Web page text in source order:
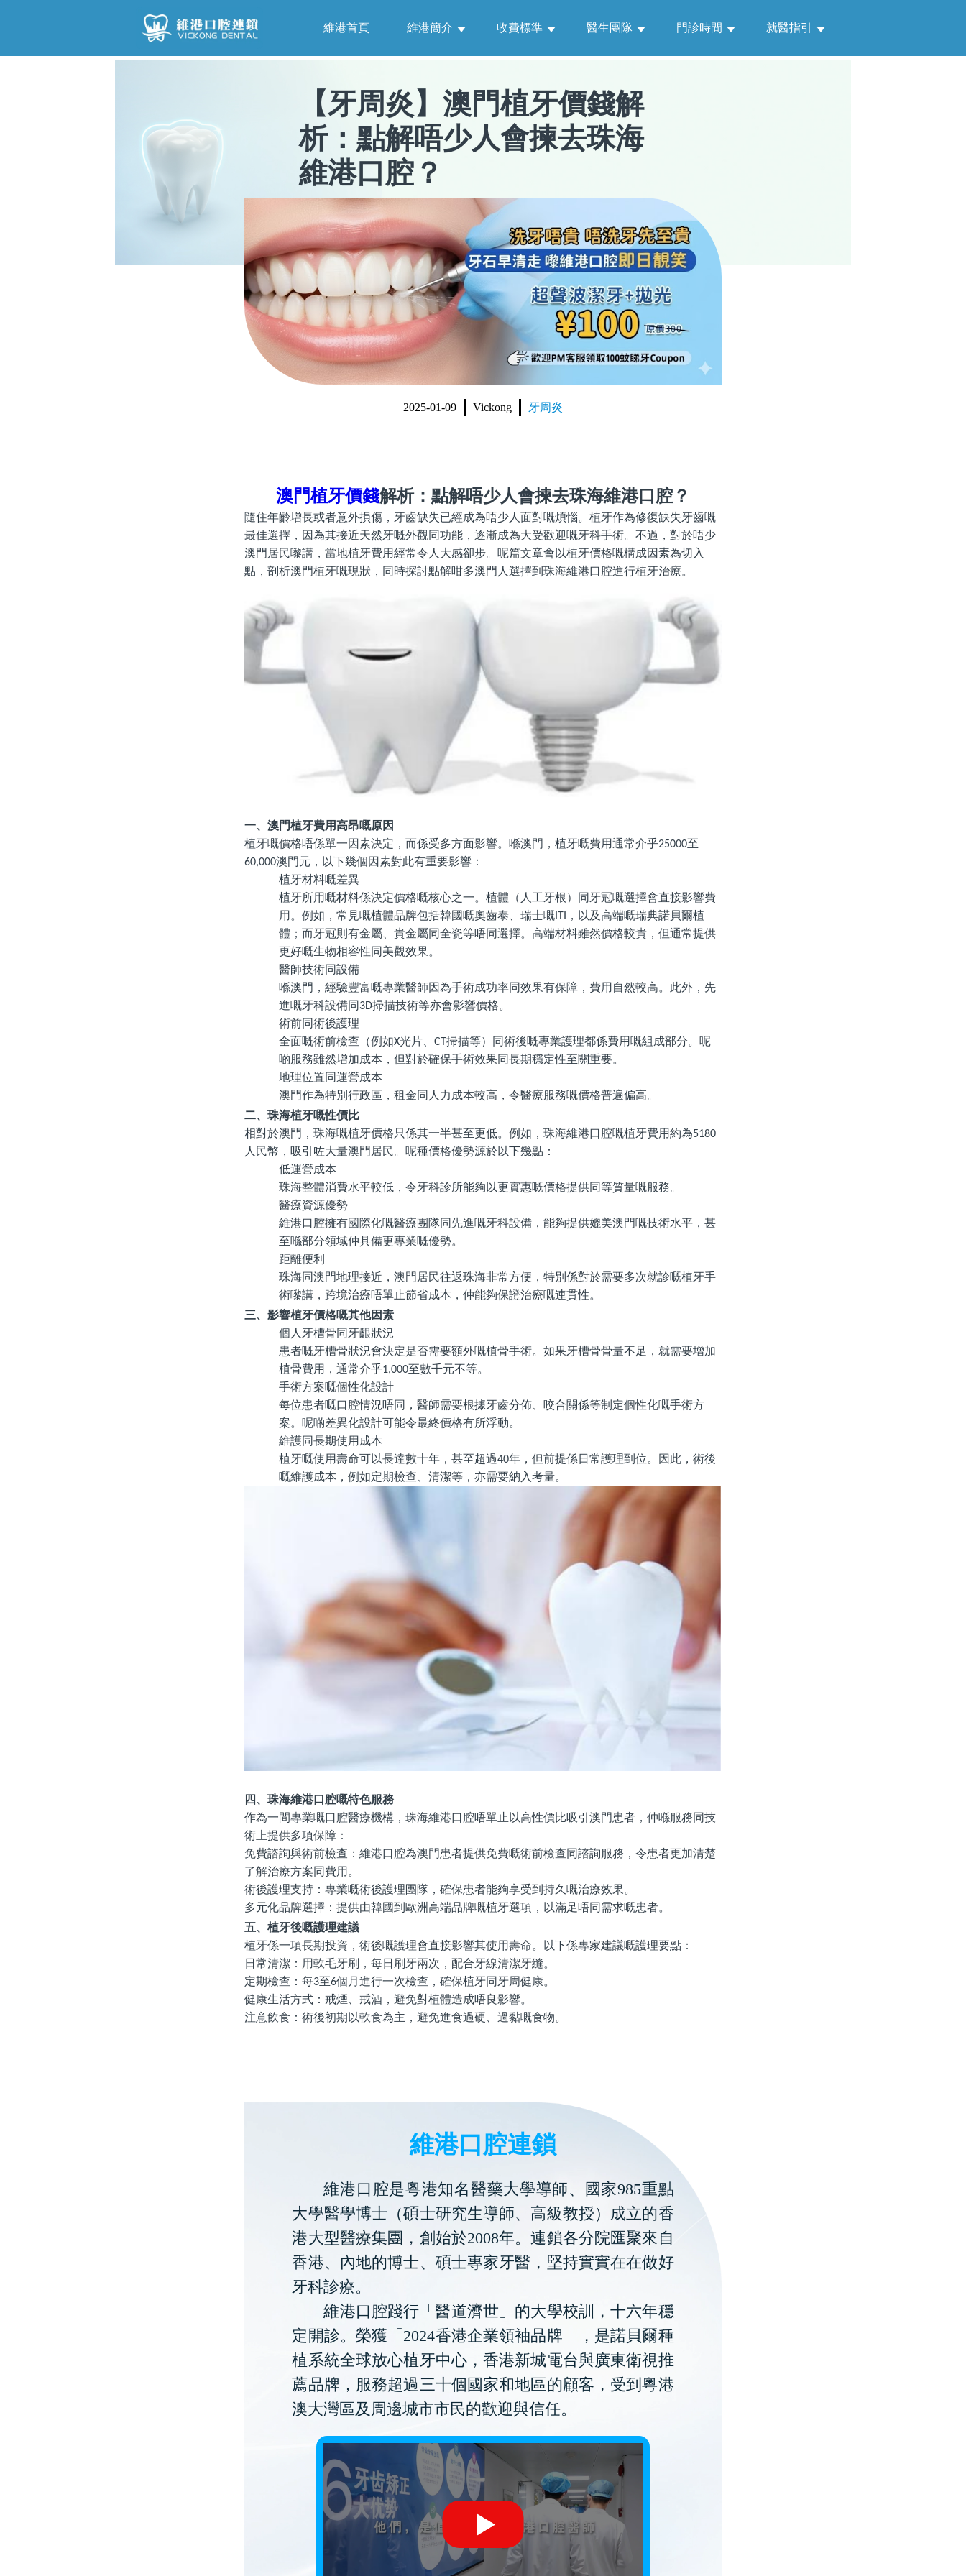
維港首頁 維港簡介 收費標準 醫生團隊 門診時間 就醫指引
【牙周炎】 澳門植牙價錢解
析：點解唔少人會揀去珠海
維港口腔？
2025-01-09 Vickong 牙周炎
澳門植牙價錢解析：點解唔少人會揀去珠海維港口腔？
隨住年齡增長或者意外損傷，牙齒缺失已經成為唔少人面對嘅煩惱。植牙作為修復缺失牙齒嘅
最佳選擇，因為其接近天然牙嘅外觀同功能，逐漸成為大受歡迎嘅牙科手術。不過，對於唔少
澳門居民嚟講，當地植牙費用經常令人大感卻步。呢篇文章會以植牙價格嘅構成因素為切入
點，剖析澳門植牙嘅現狀，同時探討點解咁多澳門人選擇到珠海維港口腔進行植牙治療。
一、澳門植牙費用高昂嘅原因
植牙嘅價格唔係單一因素決定，而係受多方面影響。喺澳門，植牙嘅費用通常介乎25000至
60,000澳門元，以下幾個因素對此有重要影響：
植牙材料嘅差異
植牙所用嘅材料係決定價格嘅核心之一。植體（人工牙根）同牙冠嘅選擇會直接影響費
用。例如，常見嘅植體品牌包括韓國嘅奧齒泰、瑞士嘅
，以及高端嘅瑞典諾貝爾植
體；而牙冠則有金屬、貴金屬同全瓷等唔同選擇。高端材料雖然價格較貴，但通常提供
更好嘅生物相容性同美觀效果。
醫師技術同設備
喺澳門，經驗豐富嘅專業醫師因為手術成功率同效果有保障，費用自然較高。此外，先
進嘅牙科設備同 3D掃描技術等亦會影響價格。
術前同術後護理
全面嘅術前檢查（例如X光片、 CT 掃描等）同術後嘅專業護理都係費用嘅組成部分。呢
啲服務雖然增加成本，但對於確保手術效果同長期穩定性至關重要。
地理位置同運營成本
澳門作為特別行政區，租金同人力成本較高，令醫療服務嘅價格普遍偏高。
二、珠海植牙嘅性價比
相對於澳門，珠海嘅植牙價格只係其一半甚至更低。例如，珠海維港口腔嘅植牙費用約為5180
人民幣，吸引咗大量澳門居民。呢種價格優勢源於以下幾點：
低運營成本
珠海整體消費水平較低，令牙科診所能夠以更實惠嘅價格提供同等質量嘅服務。
醫療資源優勢
維港口腔擁有國際化嘅醫療團隊同先進嘅牙科設備，能夠提供媲美澳門嘅技術水平，甚
至喺部分領域仲具備更專業嘅優勢。
距離便利
珠海同澳門地理接近，澳門居民往返珠海非常方便，特別係對於需要多次就診嘅植牙手
術嚟講，跨境治療唔單止節省成本，仲能夠保證治療嘅連貫性。
三、影響植牙價格嘅其他因素
個人牙槽骨同牙齦狀況
患者嘅牙槽骨狀況會決定是否需要額外嘅植骨手術。如果牙槽骨骨量不足，就需要增加
植骨費用，通常介乎1,000至數千元不等。
手術方案嘅個性化設計
每位患者嘅口腔情況唔同，醫師需要根據牙齒分佈、咬合關係等制定個性化嘅手術方
案。呢啲差異化設計可能令最終價格有所浮動。
維護同長期使用成本
植牙嘅使用壽命可以長達數十年，甚至超過40年，但前提係日常護理到位。因此，術後
嘅維護成本，例如定期檢查、清潔等，亦需要納入考量。
四、珠海維港口腔嘅特色服務
作為一間專業嘅口腔醫療機構，珠海維港口腔唔單止以高性價比吸引澳門患者，仲喺服務同技
術上提供多項保障：
免費諮詢與術前檢查 ：維港口腔為澳門患者提供免費嘅術前檢查同諮詢服務，令患者更加清楚
了解治療方案同費用。
術後護理支持 ：專業嘅術後護理團隊，確保患者能夠享受到持久嘅治療效果。
多元化品牌選擇 ：提供由韓國到歐洲高端品牌嘅植牙選項，以滿足唔同需求嘅患者。
五、植牙後嘅護理建議
植牙係一項長期投資，術後嘅護理會直接影響其使用壽命。以下係專家建議嘅護理要點：
日常清潔 ：用軟毛牙刷，每日刷牙兩次，配合牙線清潔牙縫。
定期檢查 ：每3至6個月進行一次檢查，確保植牙同牙周健康。
健康生活方式 ：戒煙、戒酒，避免對植體造成唔良影響。
注意飲食 ：術後初期以軟食為主，避免進食過硬、過黏嘅食物。
維港口腔連鎖
維港口腔是粵港知名醫藥大學導師、國家985重點
大學醫學博士（碩士研究生導師、高級教授）成立的香
港大型醫療集團，創始於2008年。連鎖各分院匯聚來自
香港、內地的博士、碩士專家牙醫，堅持實實在在做好
牙科診療。
維港口腔踐行「醫道濟世」的大學校訓，十六年穩
定開診。榮獲「2024香港企業領袖品牌」，是諾貝爾種
植系統全球放心植牙中心，香港新城電台與廣東衛視推
薦品牌，服務超過三十個國家和地區的顧客，受到粵港
澳大灣區及周邊城市市民的歡迎與信任。